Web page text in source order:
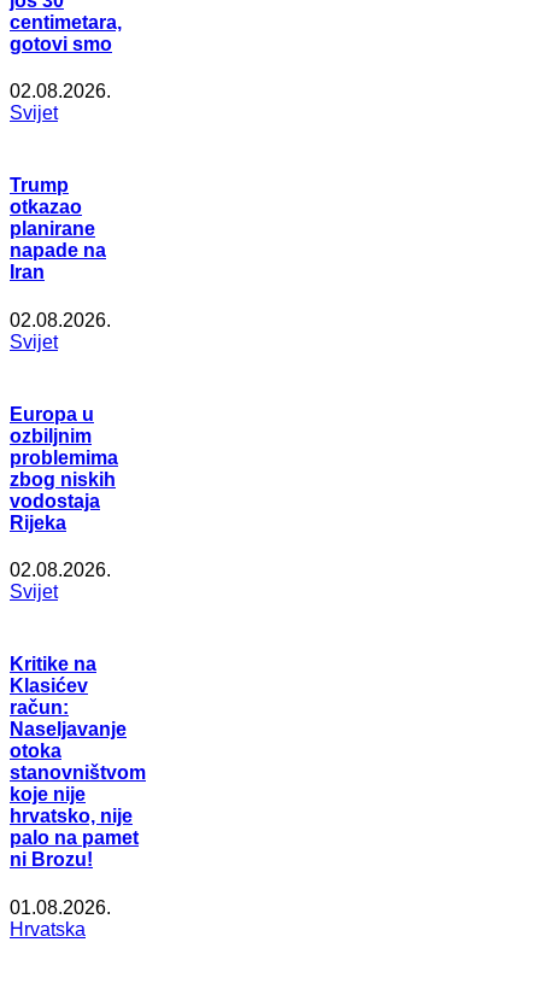
centimetara,
gotovi smo
02.08.2026.
Svijet
Trump
otkazao
planirane
napade na
Iran
02.08.2026.
Svijet
Europa u
ozbiljnim
problemima
zbog niskih
vodostaja
Rijeka
02.08.2026.
Svijet
Kritike na
Klasićev
račun:
Naseljavanje
otoka
stanovništvom
koje nije
hrvatsko, nije
palo na pamet
ni Brozu!
01.08.2026.
Hrvatska